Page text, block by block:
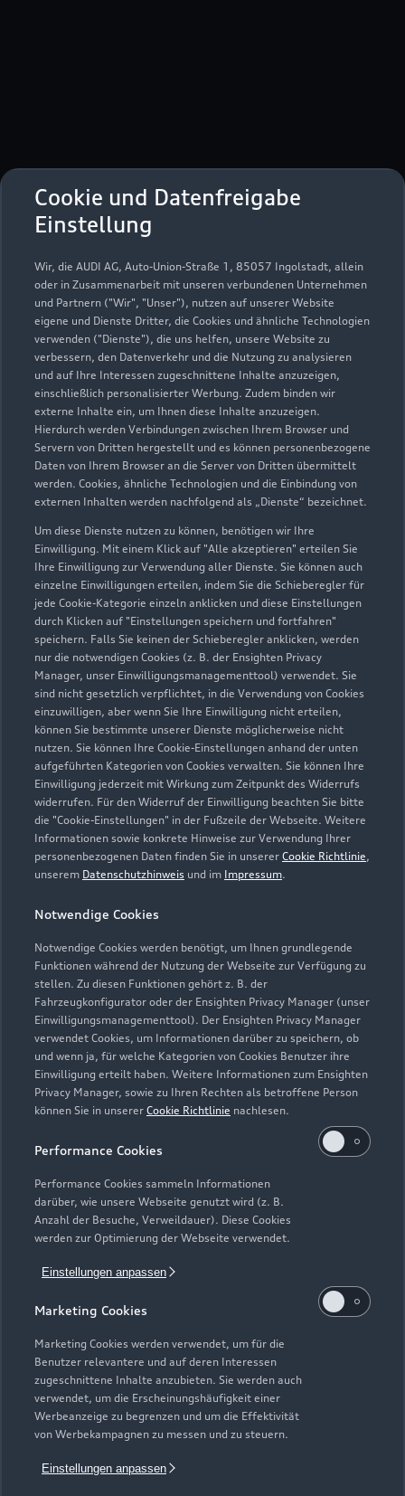
Cookie und Datenfreigabe
Einstellung
Wir, die AUDI AG, Auto-Union-Straße 1, 85057 Ingolstadt, allein
oder in Zusammenarbeit mit unseren verbundenen Unternehmen
und Partnern ("Wir", "Unser"), nutzen auf unserer Website
eigene und Dienste Dritter, die Cookies und ähnliche Technologien
verwenden ("Dienste"), die uns helfen, unsere Website zu
verbessern, den Datenverkehr und die Nutzung zu analysieren
und auf Ihre Interessen zugeschnittene Inhalte anzuzeigen,
einschließlich personalisierter Werbung. Zudem binden wir
externe Inhalte ein, um Ihnen diese Inhalte anzuzeigen.
Hierdurch werden Verbindungen zwischen Ihrem Browser und
Servern von Dritten hergestellt und es können personenbezogene
Daten von Ihrem Browser an die Server von Dritten übermittelt
werden. Cookies, ähnliche Technologien und die Einbindung von
externen Inhalten werden nachfolgend als „Dienste“ bezeichnet.
Um diese Dienste nutzen zu können, benötigen wir Ihre
Einwilligung. Mit einem Klick auf "Alle akzeptieren" erteilen Sie
Ihre Einwilligung zur Verwendung aller Dienste. Sie können auch
einzelne Einwilligungen erteilen, indem Sie die Schieberegler für
jede Cookie-Kategorie einzeln anklicken und diese Einstellungen
durch Klicken auf "Einstellungen speichern und fortfahren"
speichern. Falls Sie keinen der Schieberegler anklicken, werden
nur die notwendigen Cookies (z. B. der Ensighten Privacy
Manager, unser Einwilligungsmanagementtool) verwendet. Sie
sind nicht gesetzlich verpflichtet, in die Verwendung von Cookies
einzuwilligen, aber wenn Sie Ihre Einwilligung nicht erteilen,
können Sie bestimmte unserer Dienste möglicherweise nicht
nutzen. Sie können Ihre Cookie-Einstellungen anhand der unten
aufgeführten Kategorien von Cookies verwalten. Sie können Ihre
Einwilligung jederzeit mit Wirkung zum Zeitpunkt des Widerrufs
widerrufen. Für den Widerruf der Einwilligung beachten Sie bitte
die "Cookie-Einstellungen" in der Fußzeile der Webseite. Weitere
Informationen sowie konkrete Hinweise zur Verwendung Ihrer
personenbezogenen Daten finden Sie in unserer Cookie Richtlinie,
unserem Datenschutzhinweis und im Impressum.
Notwendige Cookies
Notwendige Cookies werden benötigt, um Ihnen grundlegende
Funktionen während der Nutzung der Webseite zur Verfügung zu
stellen. Zu diesen Funktionen gehört z. B. der
Fahrzeugkonfigurator oder der Ensighten Privacy Manager (unser
Einwilligungsmanagementtool). Der Ensighten Privacy Manager
verwendet Cookies, um Informationen darüber zu speichern, ob
und wenn ja, für welche Kategorien von Cookies Benutzer ihre
Einwilligung erteilt haben. Weitere Informationen zum Ensighten
Privacy Manager, sowie zu Ihren Rechten als betroffene Person
können Sie in unserer Cookie Richtlinie nachlesen.
Performance Cookies
Performance Cookies sammeln Informationen
darüber, wie unsere Webseite genutzt wird (z. B.
Anzahl der Besuche, Verweildauer). Diese Cookies
werden zur Optimierung der Webseite verwendet.
Einstellungen anpassen
Marketing Cookies
Marketing Cookies werden verwendet, um für die
Benutzer relevantere und auf deren Interessen
zugeschnittene Inhalte anzubieten. Sie werden auch
verwendet, um die Erscheinungshäufigkeit einer
Werbeanzeige zu begrenzen und um die Effektivität
von Werbekampagnen zu messen und zu steuern.
Einstellungen anpassen
Hauptstraße 37
88662 Überlingen
07553 352
ernst.hahn@autohaushahn.de
Kontaktdaten herunterladen
Öffnungszeiten
Service
Geschlossen, öffnet am Freitag 07:30
Montag - Freitag 07:30 - 18:30
Samstag
08:30 - 13:00
Sonntag
Geschlossen
Zur Reparatur
Zurück nach oben
Modelle
Alle Modelle
Kaufen & leasen